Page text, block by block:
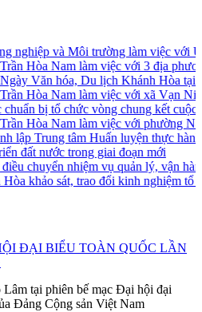
và Môi trường làm việc với
Hòa Nam làm việc với 3 địa phương
Văn hóa, Du lịch Khánh Hòa tại
Hòa Nam làm việc với xã Vạn Ninh
bị tổ chức vòng chung kết cuộc thi
Hòa Nam làm việc với phường Nam
Trung tâm Huấn luyện thực hành
nước trong giai đoạn mới
chuyển nhiệm vụ quản lý, vận
khảo sát, trao đổi kinh nghiệm tổ
ĐẠI BIỂU TOÀN QUỐC LẦN
tại phiên bế mạc Đại hội đại
Đảng Cộng sản Việt Nam